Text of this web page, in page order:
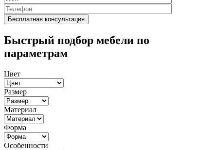
Быстрый подбор мебели по
параметрам
Цвет
Размер
Материал
Форма
Особенности